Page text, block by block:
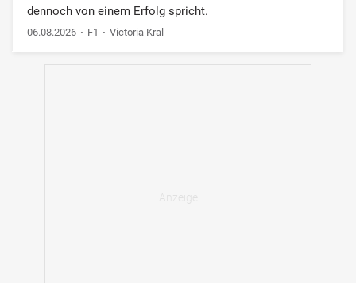
dennoch von einem Erfolg spricht.
06.08.2026 F1 Victoria Kral